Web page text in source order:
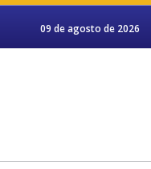
09 de agosto de 2026